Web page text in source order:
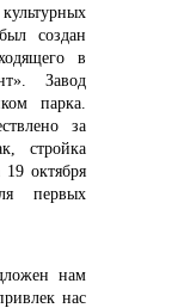
создан
в
Завод
парка.
за
стройка
19 октября
первых
нам
нас